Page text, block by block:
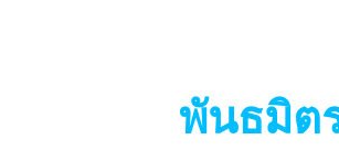
พันธมิต